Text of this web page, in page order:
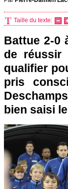
Taille du texte:
Battue 2-0
de réussir
qualifier
pris
bien saisi